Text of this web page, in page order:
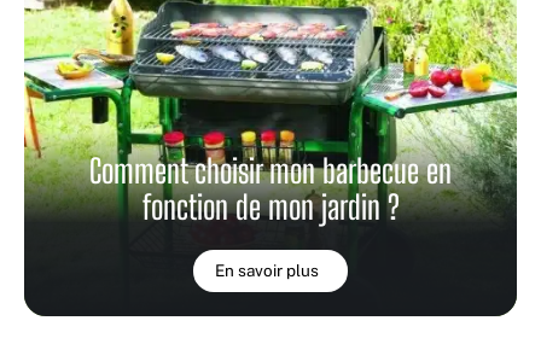
Comment choisir mon barbecue en
fonction de mon jardin ?
En savoir plus